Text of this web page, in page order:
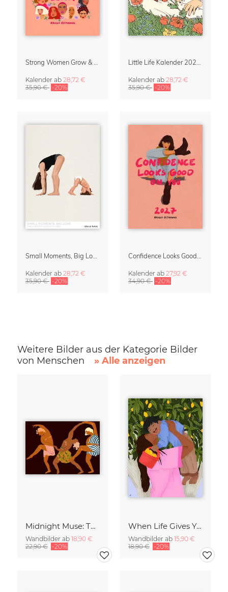
Kalender ab 28,72 €
35,90 € -20%
Kalender ab 28,72 €
35,90 € -20%
Kalender ab 28,72 €
35,90 € -20%
Kalender ab 27,92 €
34,90 € -20%
Weitere Bilder aus der Kategorie Bilder
von Menschen
» Alle anzeigen
Midnight Muse: The Dance of Sisterhood
Wandbilder ab 18,90 €
22,90 € -20%
When Life Gives You Lemons
Wandbilder ab 15,90 €
18,90 € -20%